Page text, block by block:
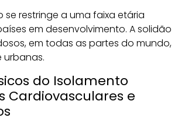
se restringe a uma faixa etária
em desenvolvimento. A solidão
em todas as partes do mundo,
urbanas.
do Isolamento
Cardiovasculares e